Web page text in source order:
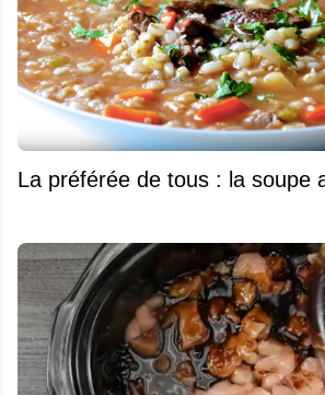
La préférée de tous : la soupe